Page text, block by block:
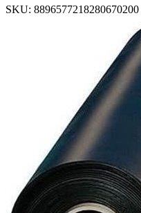
SKU: 8896577218280670200